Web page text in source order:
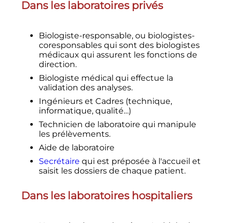
Dans les laboratoires privés
Biologiste-responsable, ou biologistes-
coresponsables qui sont des biologistes
médicaux qui assurent les fonctions de
direction.
Biologiste médical qui effectue la
validation des analyses.
Ingénieurs et Cadres (technique,
informatique, qualité…)
Technicien de laboratoire qui manipule
les prélèvements.
Aide de laboratoire
Secrétaire qui est préposée à l'accueil et
saisit les dossiers de chaque patient.
Dans les laboratoires hospitaliers